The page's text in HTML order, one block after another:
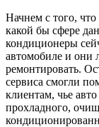
Начнем с того,
какой бы сфере
кондиционеры
автомобиле и они
ремонтировать.
сервиса смогли
клиентам, чье
прохладного,